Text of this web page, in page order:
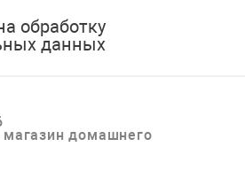
обработку
данных
домашнего